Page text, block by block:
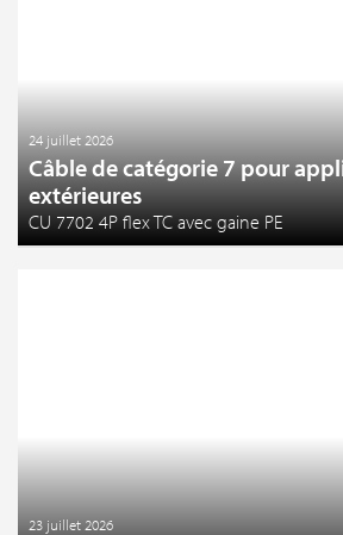
24 juillet 2026
Câble de catégorie 7 pour
extérieures
CU 7702 4P flex TC avec gaine PE
23 juillet 2026